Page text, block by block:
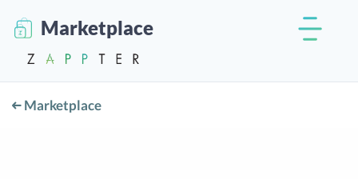
Marketplace
Marketplace